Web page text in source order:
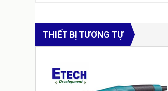
THIẾT BỊ TƯƠNG TỰ